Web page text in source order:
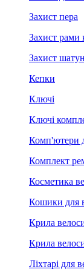
Захист пера
Захист рами
Захист
Кепки
Ключі
Ключі
Комп'ютери
Комплект
Косметика
Кошики для
Крила
Крила
Ліхтарі для